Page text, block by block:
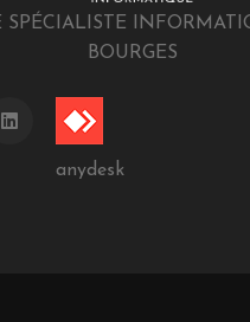
SPÉCIALISTE
BOURGES
anydesk